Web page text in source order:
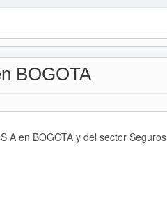
BOGOTA
A en BOGOTA y del sector Seguros